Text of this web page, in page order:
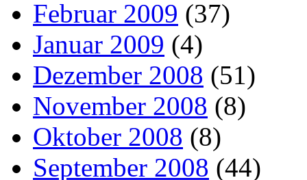
Februar 2009 (37)
Januar 2009 (4)
Dezember 2008 (51)
November 2008 (8)
Oktober 2008 (8)
September 2008 (44)